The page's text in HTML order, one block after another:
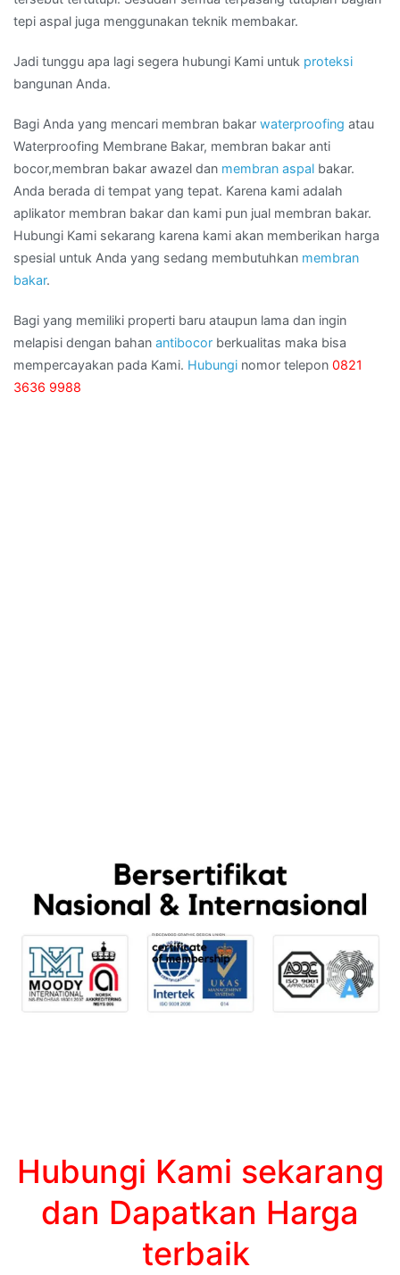
tepi aspal juga menggunakan teknik membakar.
Jadi tunggu apa lagi segera hubungi Kami untuk proteksi
bangunan Anda.
Bagi Anda yang mencari membran bakar waterproofing atau
Waterproofing Membrane Bakar, membran bakar anti
bocor,membran bakar awazel dan membran aspal bakar.
Anda berada di tempat yang tepat. Karena kami adalah
aplikator membran bakar dan kami pun jual membran bakar.
Hubungi Kami sekarang karena kami akan memberikan harga
spesial untuk Anda yang sedang membutuhkan membran
bakar.
Bagi yang memiliki properti baru ataupun lama dan ingin
melapisi dengan bahan antibocor berkualitas maka bisa
mempercayakan pada Kami. Hubungi nomor telepon 0821
3636 9988
Hubungi Kami sekarang
dan Dapatkan Harga
terbaik